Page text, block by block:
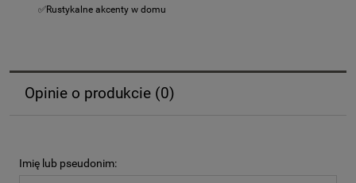
✅Rustykalne akcenty w domu
Opinie o produkcie (0)
Imię lub pseudonim: